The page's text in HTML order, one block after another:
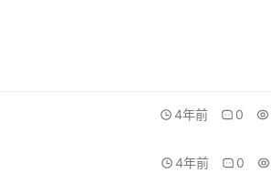
4年前 0
4年前 0